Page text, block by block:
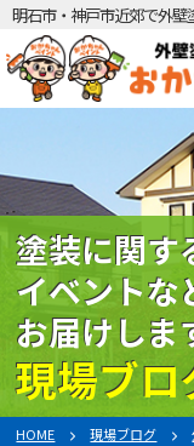
明石市・神戸市近郊で外
塗装に関す
イベントな
お届けしま
現場ブロ
HOME 現場ブログ